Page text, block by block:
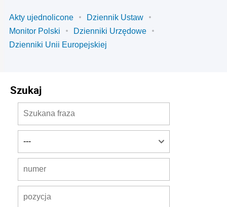
Akty ujednolicone
Dziennik Ustaw
Monitor Polski
Dzienniki Urzędowe
Dzienniki Unii Europejskiej
Szukaj